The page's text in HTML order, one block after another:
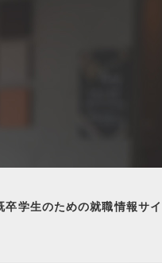
卒学生のための就職情報サイ